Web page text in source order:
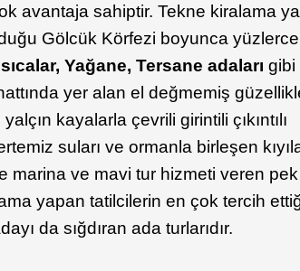
avantaja sahiptir. Tekne kiralama
Gölcük Körfezi boyunca yüzlerce
Yağane, Tersane adaları gibi
yer alan el değmemiş
kayalarla çevrili girintili çıkıntılı
suları ve ormanla birleşen
marina ve mavi tur hizmeti veren pek
yapan tatilcilerin en çok tercih
da sığdıran ada turlarıdır.